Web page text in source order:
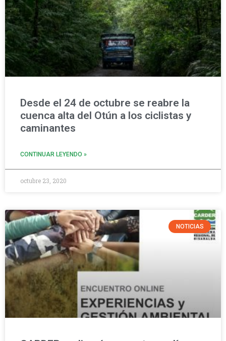
Desde el 24 de octubre se reabre la
cuenca alta del Otún a los ciclistas y
caminantes
CONTINUAR LEYENDO »
octubre 23, 2020
NOTICIAS